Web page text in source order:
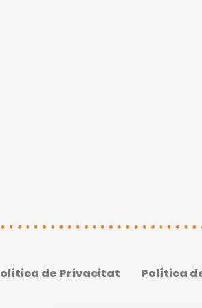
de Privacitat Política